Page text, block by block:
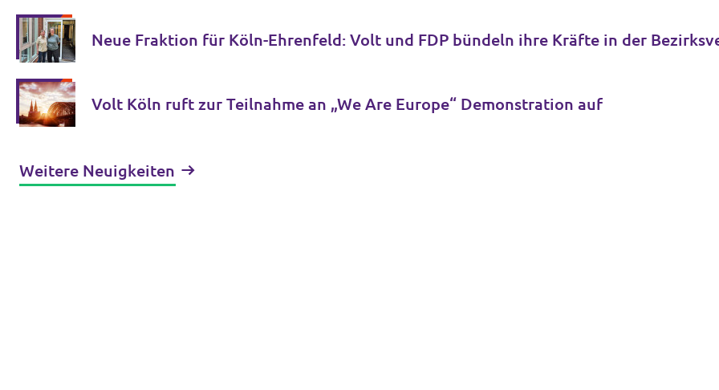
Neue Fraktion für Köln-Ehrenfeld: Volt und
Volt Köln ruft zur Teilnahme an „We Are Europe“ Demonstration auf
Weitere Neuigkeiten